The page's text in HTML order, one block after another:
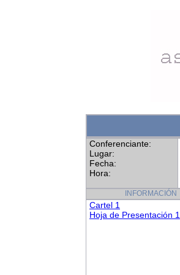
Conferenciante:
Lugar:
Fecha:
Hora:
INFORMACIÓN
Cartel 1
Hoja de Presentación 1